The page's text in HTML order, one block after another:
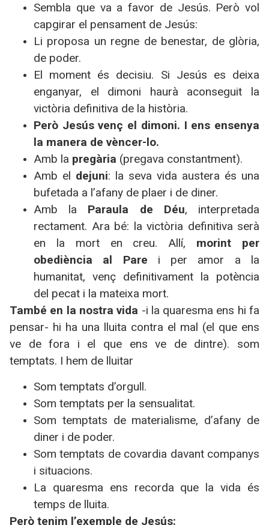
Sembla que va a favor de Jesús. Però vol
capgirar el pensament de Jesús:
Li proposa un regne de benestar, de glòria,
de poder.
El moment és decisiu. Si Jesús es deixa
enganyar, el dimoni haurà aconseguit la
victòria definitiva de la història.
Però Jesús venç el dimoni. I ens ensenya
la manera de vèncer-lo.
Amb la pregària (pregava constantment).
Amb el dejuni: la seva vida austera és una
bufetada a l’afany de plaer i de diner.
Amb la Paraula de Déu, interpretada
rectament. Ara bé: la victòria definitiva serà
en la mort en creu. Allí, morint per
obediència al Pare i per amor a la
humanitat, venç definitivament la potència
del pecat i la mateixa mort.
També en la nostra vida -i la quaresma ens hi fa
pensar- hi ha una lluita contra el mal (el que ens
ve de fora i el que ens ve de dintre). som
temptats. I hem de lluitar
Som temptats d’orgull.
Som temptats per la sensualitat.
Som temptats de materialisme, d’afany de
diner i de poder.
Som temptats de covardia davant companys
i situacions.
La quaresma ens recorda que la vida és
temps de lluita.
Però tenim l’exemple de Jesús: